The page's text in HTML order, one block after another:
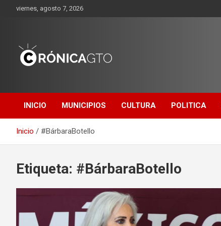
viernes, agosto 7, 2026
GUANAJUATO
INICIO MUNICIPIOS CULTURA POLITICA
Inicio #BárbaraBotello
Etiqueta: #BárbaraBotello